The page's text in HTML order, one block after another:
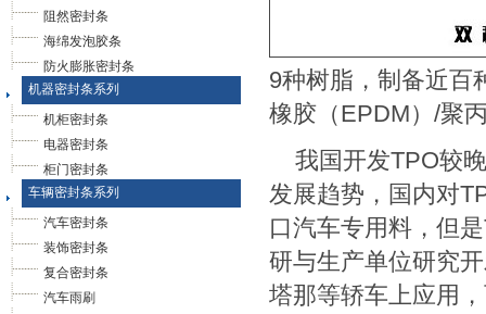
阻然密封条
海绵发泡胶条
防火膨胀密封条
机器密封条系列
机柜密封条
电器密封条
柜门密封条
车辆密封条系列
汽车密封条
装饰密封条
复合密封条
汽车雨刷
9种树脂，制备近百
橡胶（EPDM）/聚
我国开发TPO较
发展趋势，国内对
口汽车专用料，但
研与生产单位研究
塔那等轿车上应用